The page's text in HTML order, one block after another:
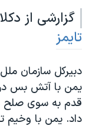
گالری عکس
آرشیو پخش زنده
اعتراضات زن،
مجموعه مستندهای
دادگاه حمید نوری
چهل سال
قانون شفافیت
گزارشی از
تایمز
دبیرکل سازمان
یمن با آتش بس در
قدم به سوی صلح
داد. یمن با وخیم